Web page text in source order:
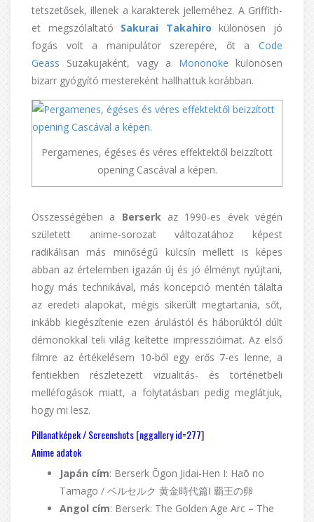
tetszetősek, illenek a karakterek jelleméhez. A Griffith-
et megszólaltató Sakurai Takahiro különösen jó
fogás volt a manipulátor szerepére, őt a Code
Geass Suzakujaként, vagy a Mononoke különösen
bizarr gyógyító mestereként hallhattuk korábban.
Pergamenes, égéses és véres effektektől beizzított
opening Cascával a képen.
Összességében a Berserkaz 1990-es évek végén
született anime-sorozat változatához képest
radikálisan más minőségű külcsín mellett is képes
abban az értelemben igazán új és jó élményt nyújtani,
hogy más technikával, más koncepció mentén tálalta
az eredeti alapokat, mégis sikerült megtartania, sőt,
inkább kiegészítenie ezen árulástól és háborúktól dúlt
démonokkal teli világ keltette impresszióimat. Az első
filmre az értékelésem 10-ből egy erős 7-es lenne, a
fentiekben részletezett vizualitás- és történetbeli
melléfogások miatt, a folytatásban pedig meglátjuk,
hogy mi lesz.
Pillanatképek / Screenshots [nggallery id=277]
Anime adatok
Japán cím: Berserk Ōgon Jidai-Hen I: Haō no
Tamago / ベルセルク 黄金時代篇Ⅰ 覇王の卵
Angol cím: Berserk: The Golden Age Arc – The